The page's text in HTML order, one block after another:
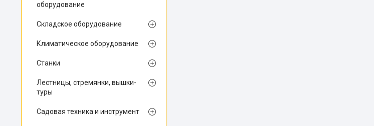
оборудование
Складское оборудование
Климатическое оборудование
Станки
Лестницы, стремянки, вышки-
туры
Садовая техника и инструмент